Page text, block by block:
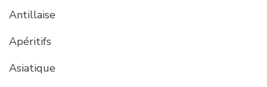
Antillaise
Apéritifs
Asiatique